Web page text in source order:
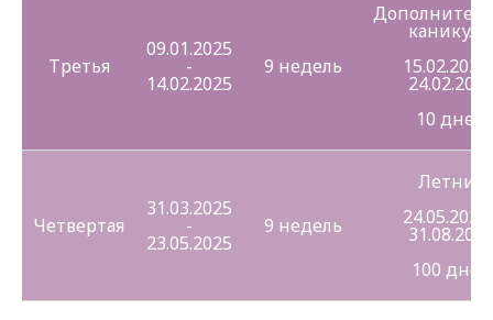
Третья
09.01.2025
-
14.02.2025
9 недель
каникулы
24.02.2025
10 дней
Четвертая
31.03.2025
-
23.05.2025
9 недель
Летние
31.08.2025
100 дней